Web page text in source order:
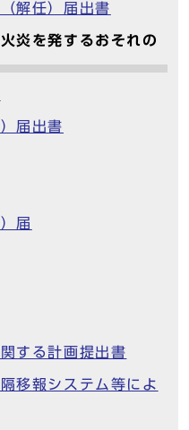
解任）届出書
炎を発するおそれの
届出書
届
する計画提出書
移報システム等によ